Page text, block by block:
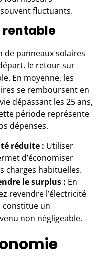
fluctuants.
rentable
de panneaux solaires
le retour sur
En moyenne, les
se remboursent en
dépassant les 25 ans,
période représente
dépenses.
réduite : Utiliser
d’économiser
charges habituelles.
le surplus : En
revendre l’électricité
constitue un
non négligeable.